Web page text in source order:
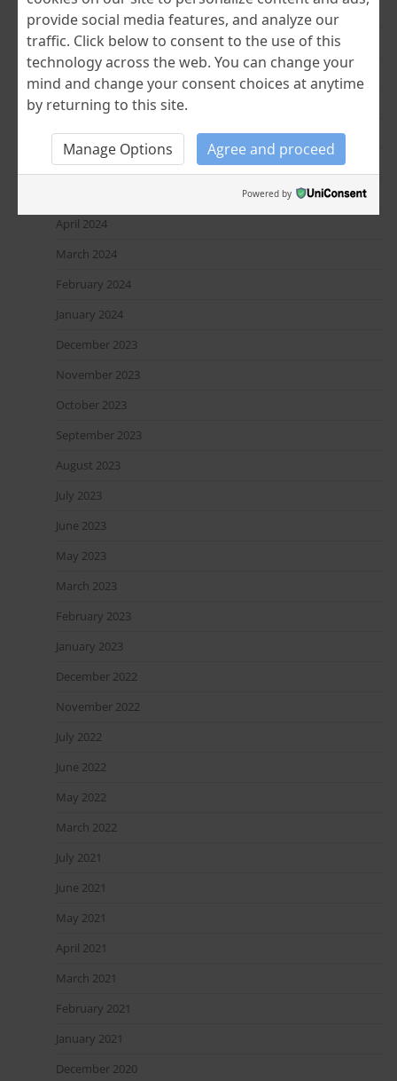
March 2025
February 2025
January 2025
December 2024
November 2024
July 2024
April 2024
March 2024
February 2024
January 2024
December 2023
November 2023
October 2023
September 2023
August 2023
July 2023
June 2023
May 2023
March 2023
February 2023
January 2023
December 2022
November 2022
July 2022
June 2022
May 2022
March 2022
July 2021
June 2021
May 2021
April 2021
March 2021
February 2021
January 2021
December 2020
provide social media features, and analyze our
traffic. Click below to consent to the use of this
technology across the web. You can change your
mind and change your consent choices at anytime
by returning to this site.
Manage Options Agree and proceed
Powered by